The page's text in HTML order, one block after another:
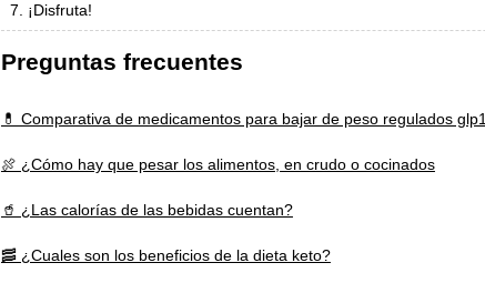
¡Disfruta!
Preguntas frecuentes
💊 Comparativa de medicamentos para bajar de peso regulados glp1
🍖 ¿Cómo hay que pesar los alimentos, en crudo o cocinados
🥤 ¿Las calorías de las bebidas cuentan?
🥓 ¿Cuales son los beneficios de la dieta keto?